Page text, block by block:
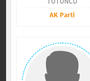
AK Parti